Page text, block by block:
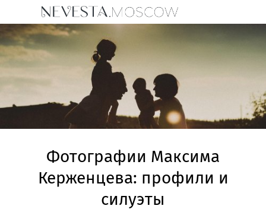
Фотографии Максима
Керженцева: профили и
силуэты